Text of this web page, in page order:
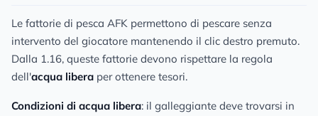
Le fattorie di pesca AFK permettono di pescare senza
intervento del giocatore mantenendo il clic destro premuto.
Dalla 1.16, queste fattorie devono rispettare la regola
dell'acqua libera per ottenere tesori.
Condizioni di acqua libera: il galleggiante deve trovarsi in